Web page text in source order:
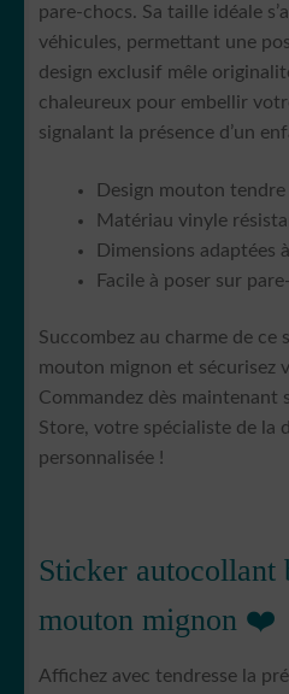
pare-chocs. Sa taille idéale
véhicules, permettant une
design exclusif mêle
chaleureux pour embellir
signalant la présence d’un
Design mouton
Matériau vinyle
Dimensions adaptées
Facile à poser sur
Succombez au charme de ce
mouton mignon et sécurisez
Commandez dès maintenant
Store, votre spécialiste de la
personnalisée !
Sticker autocollant
mouton mignon ❤️
Affichez avec tendresse la